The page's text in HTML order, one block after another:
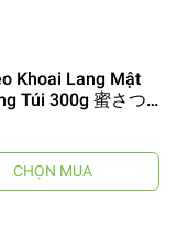
Khoai Lang Mật
Túi 300g 蜜さつ
芋
CHỌN MUA